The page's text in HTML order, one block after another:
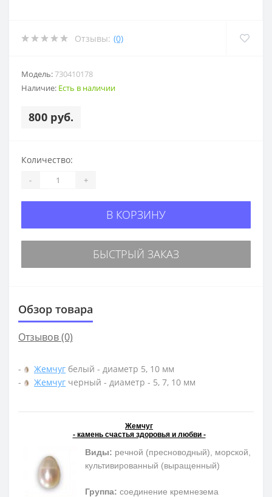
Отзывы: (0)
Модель:730410178
Наличие: Есть в наличии
800 руб.
Количество:
- +
В КОРЗИНУ
БЫСТРЫЙ ЗАКАЗ
Обзор товара
Отзывов (0)
- Жемчуг белый - диаметр 5, 10 мм
-
Жемчуг черный - диаметр - 5, 7, 10 мм
Жемчуг
- камень счастья здоровья и любви -
Виды: речной (пресноводный), морской,
культивированный (выращенный)
Группа: соединение кремнезема